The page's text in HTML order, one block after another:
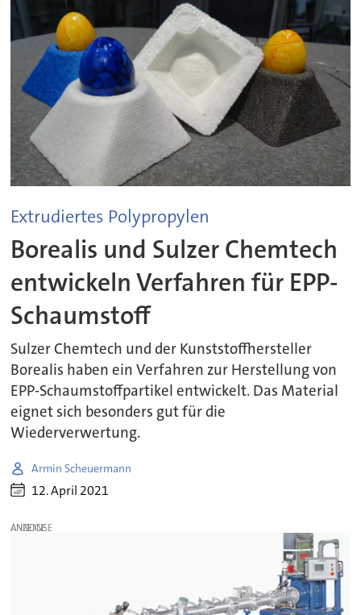
Extrudiertes Polypropylen
Borealis und Sulzer Chemtech
entwickeln Verfahren für EPP-
Schaumstoff
Sulzer Chemtech und der Kunststoffhersteller
Borealis haben ein Verfahren zur Herstellung von
EPP-Schaumstoffpartikel entwickelt. Das Material
eignet sich besonders gut für die
Wiederverwertung.
Armin Scheuermann
12. April 2021
ANZEIGE